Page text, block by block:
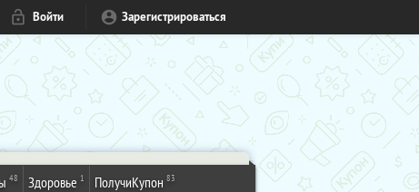
Войти Зарегистрироваться
48 Здоровье 1 ПолучиКупон 83